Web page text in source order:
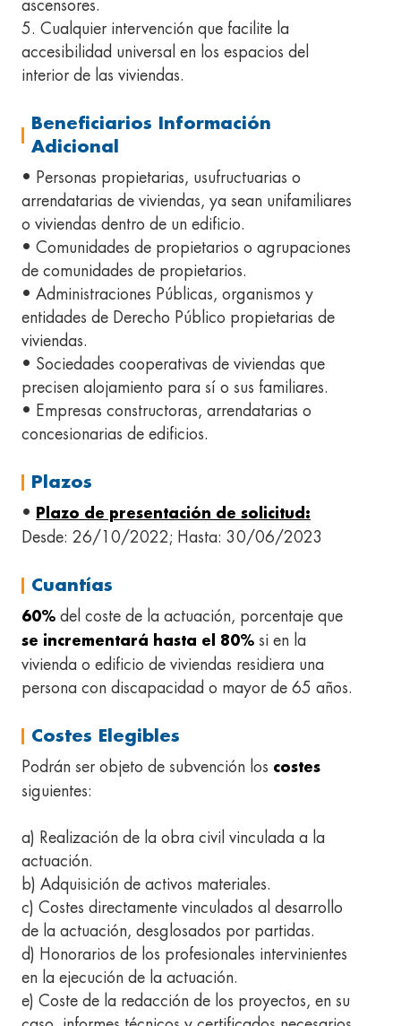
ascensores.
5. Cualquier intervención que facilite la
accesibilidad universal en los espacios del
interior de las viviendas.
Beneficiarios Información
Adicional
• Personas propietarias, usufructuarias o
arrendatarias de viviendas, ya sean unifamiliares
o viviendas dentro de un edificio.
• Comunidades de propietarios o agrupaciones
de comunidades de propietarios.
• Administraciones Públicas, organismos y
entidades de Derecho Público propietarias de
viviendas.
• Sociedades cooperativas de viviendas que
precisen alojamiento para sí o sus familiares.
• Empresas constructoras, arrendatarias o
concesionarias de edificios.
Plazos
• Plazo de presentación de solicitud:
Desde: 26/10/2022; Hasta: 30/06/2023
Cuantías
60% del coste de la actuación, porcentaje que
se incrementará hasta el 80% si en la
vivienda o edificio de viviendas residiera una
persona con discapacidad o mayor de 65 años.
Costes Elegibles
Podrán ser objeto de subvención los costes
siguientes:
a) Realización de la obra civil vinculada a la
actuación.
b) Adquisición de activos materiales.
c) Costes directamente vinculados al desarrollo
de la actuación, desglosados por partidas.
d) Honorarios de los profesionales intervinientes
en la ejecución de la actuación.
e) Coste de la redacción de los proyectos, en su